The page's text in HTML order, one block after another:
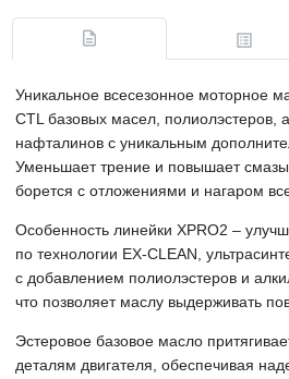
Уникальное всесезонное моторное
CTL базовых масел, полиолэстеров,
нафталинов с уникальным
Уменьшает трение и повышает
борется с отложениями и нагаром
Особенность линейки XPRO2 –
по технологии EX-CLEAN,
с добавлением полиолэстеров и
что позволяет маслу выдерживать
Эстеровое базовое масло
деталям двигателя, обеспечивая